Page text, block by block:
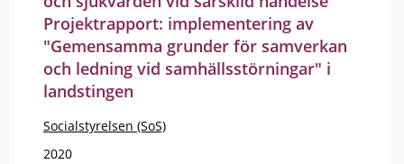
Projektrapport: implementering av
"Gemensamma grunder för samverkan
och ledning vid samhällsstörningar" i
landstingen
Socialstyrelsen (SoS)
2020